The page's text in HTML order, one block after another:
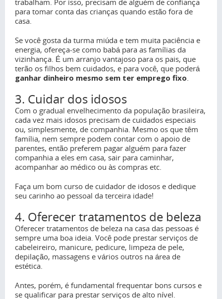
trabalham. Por isso, precisam de alguém de confiança
para tomar conta das crianças quando estão fora de
casa.
Se você gosta da turma miúda e tem muita paciência e
energia, ofereça-se como babá para as famílias da
vizinhança. É um arranjo vantajoso para os pais, que
terão os filhos bem cuidados, e para você, que poderá
ganhar dinheiro mesmo sem ter emprego fixo
3. Cuidar dos idosos
Com o gradual envelhecimento da população brasileira,
cada vez mais idosos precisam de cuidados especiais
ou, simplesmente, de companhia. Mesmo os que têm
família, nem sempre podem contar com o apoio de
parentes, então preferem pagar alguém para fazer
companhia a eles em casa, sair para caminhar,
acompanhar ao médico ou às compras etc.
Faça um bom curso de cuidador de idosos e dedique
seu carinho ao pessoal da terceira idade!
4. Oferecer tratamentos de beleza
Oferecer tratamentos de beleza na casa das pessoas é
sempre uma boa ideia. Você pode prestar serviços de
cabeleireiro, manicure, pedicure, limpeza de pele,
depilação, massagens e vários outros na área de
estética.
Antes, porém, é fundamental frequentar bons cursos e
se qualificar para prestar serviços de alto nível.